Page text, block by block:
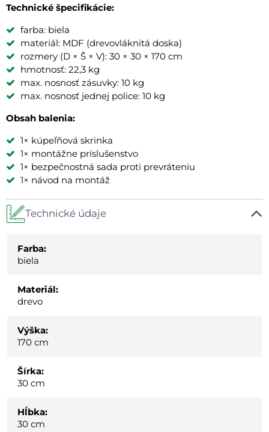
Technické špecifikácie:
farba: biela
materiál: MDF (drevovláknitá doska)
rozmery (D × Š × V): 30 × 30 × 170 cm
hmotnosť: 22,3 kg
max. nosnosť zásuvky: 10 kg
max. nosnosť jednej police: 10 kg
Obsah balenia:
1× kúpeľňová skrinka
1× montážne príslušenstvo
1× bezpečnostná sada proti prevráteniu
1× návod na montáž
Technické údaje
Farba:
biela
Materiál:
drevo
Výška:
170 cm
Šírka:
30 cm
Hĺbka:
30 cm